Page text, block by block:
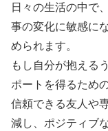
日々の生活の中で
事の変化に敏感に
められます。
もし自分が抱える
ポートを得るため
信頼できる友人や
減し、ポジティブ